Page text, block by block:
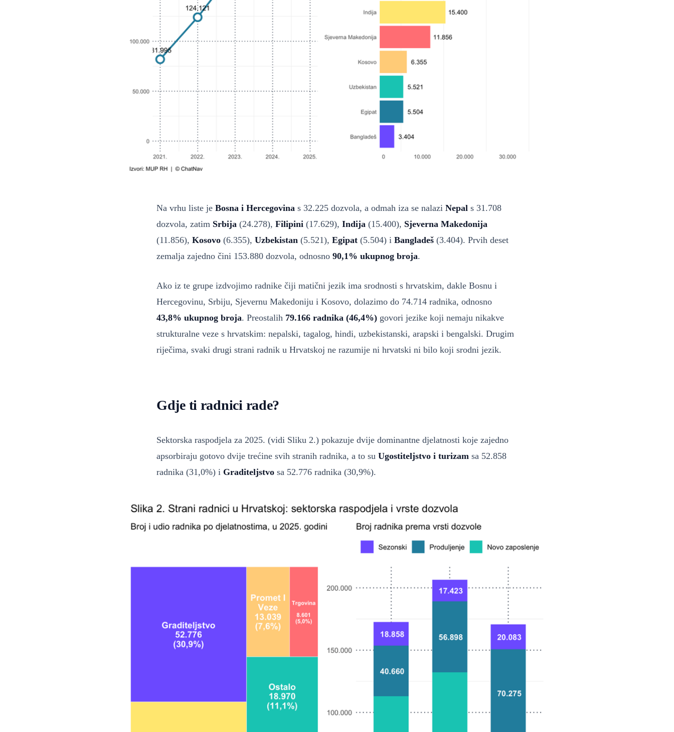
Na vrhu liste je Bosna i Hercegovina s 32.225 dozvola, a odmah iza se nalazi Nepal s 31.708
dozvola, zatim Srbija (24.278), Filipini (17.629), Indija (15.400), Sjeverna Makedonija
(11.856), Kosovo (6.355), Uzbekistan (5.521), Egipat (5.504) i Bangladeš (3.404). Prvih deset
zemalja zajedno čini 153.880 dozvola, odnosno 90,1% ukupnog broja.
Ako iz te grupe izdvojimo radnike čiji matični jezik ima srodnosti s hrvatskim, dakle Bosnu i
Hercegovinu, Srbiju, Sjevernu Makedoniju i Kosovo, dolazimo do 74.714 radnika, odnosno
43,8% ukupnog broja. Preostalih 79.166 radnika (46,4%) govori jezike koji nemaju nikakve
strukturalne veze s hrvatskim: nepalski, tagalog, hindi, uzbekistanski, arapski i bengalski. Drugim
riječima, svaki drugi strani radnik u Hrvatskoj ne razumije ni hrvatski ni bilo koji srodni jezik.
Gdje ti radnici rade?
Sektorska raspodjela za 2025. (vidi Sliku 2.) pokazuje dvije dominantne djelatnosti koje zajedno
apsorbiraju gotovo dvije trećine svih stranih radnika, a to su Ugostiteljstvo i turizam sa 52.858
radnika (31,0%) i Graditeljstvo sa 52.776 radnika (30,9%).